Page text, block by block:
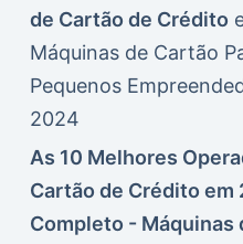
de Cartão de Crédito
Máquinas de Cartão
Pequenos
2024
As 10 Melhores
Cartão de Crédito em
Completo - Máquinas